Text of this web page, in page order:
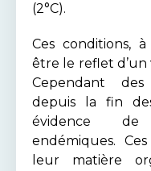
(2°C).
Ces conditions,
être le reflet
Cependant
depuis la fin
évidence de
endémiques.
leur matière